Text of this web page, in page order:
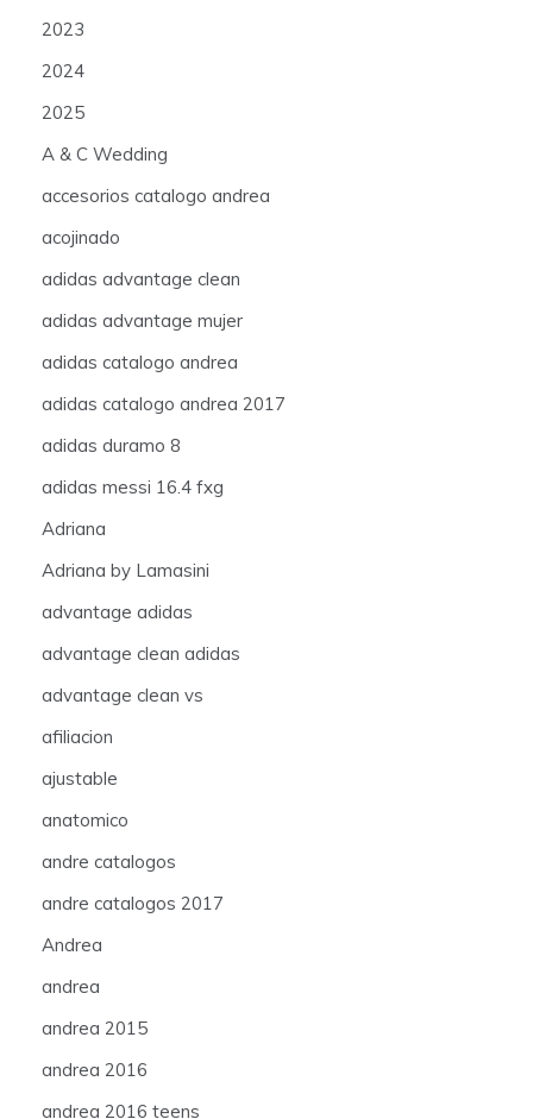
2023
2024
2025
A & C Wedding
accesorios catalogo andrea
acojinado
adidas advantage clean
adidas advantage mujer
adidas catalogo andrea
adidas catalogo andrea 2017
adidas duramo 8
adidas messi 16.4 fxg
Adriana
Adriana by Lamasini
advantage adidas
advantage clean adidas
advantage clean vs
afiliacion
ajustable
anatomico
andre catalogos
andre catalogos 2017
Andrea
andrea
andrea 2015
andrea 2016
andrea 2016 teens